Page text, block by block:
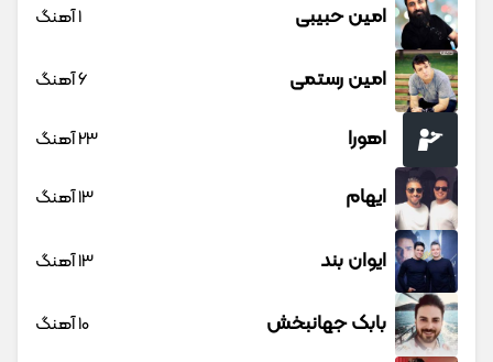
امین حبیبی 1 آهنگ
امین رستمی 6 آهنگ
اهورا 23 آهنگ
ایهام 13 آهنگ
ایوان بند 13 آهنگ
بابک جهانبخش 10 آهنگ